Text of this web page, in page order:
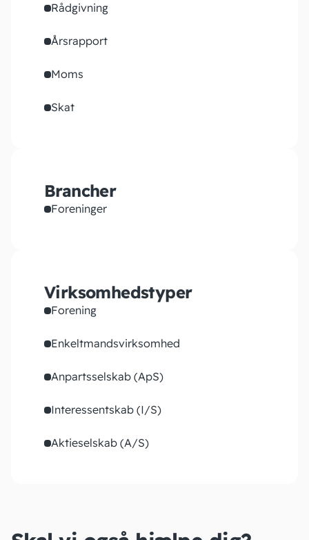
Rådgivning
Årsrapport
Moms
Skat
Brancher
Foreninger
Virksomhedstyper
Forening
Enkeltmandsvirksomhed
Anpartsselskab (ApS)
Interessentskab (I/S)
Aktieselskab (A/S)